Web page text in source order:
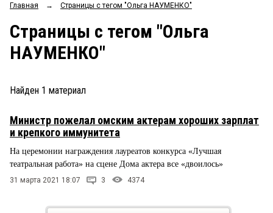
ОБЩЕСТВО
ЗАКОН
ПРОИСШЕСТВИЯ
СТИЛЬ ЖИЗНИ
Мнения
Рейтинги
Главная → Страницы c тегом "Ольга НАУМЕНКО"
Страницы c тегом "Ольга
НАУМЕНКО"
Найден 1 материал
Министр пожелал омским актерам хороших зарплат
и крепкого иммунитета
На церемонии награждения лауреатов конкурса «Лучшая
театральная работа» на сцене Дома актера все «двоилось»
31 марта 2021 18:07 3 4374